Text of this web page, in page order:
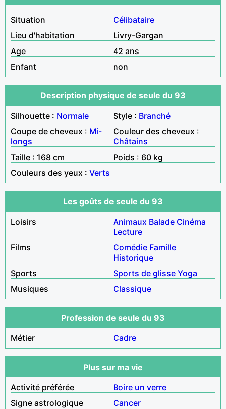
Situation
Célibataire
Lieu d'habitation
Livry-Gargan
Age
42 ans
Enfant
non
Description physique de seule du 93
Silhouette : Normale Style : Branché
Coupe de cheveux : Mi-
longs
Couleur des cheveux :
Châtains
Taille : 168 cm
Poids : 60 kg
Couleurs des yeux : Verts
Les goûts de seule du 93
Loisirs
Animaux Balade Cinéma
Lecture
Films
Comédie Famille
Historique
Sports
Sports de glisse Yoga
Musiques
Classique
Profession de seule du 93
Métier
Cadre
Plus sur ma vie
Activité préférée
Boire un verre
Signe astrologique
Cancer